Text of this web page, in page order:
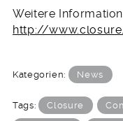
Weitere
http://
Kategorien: News
Tags: Closure